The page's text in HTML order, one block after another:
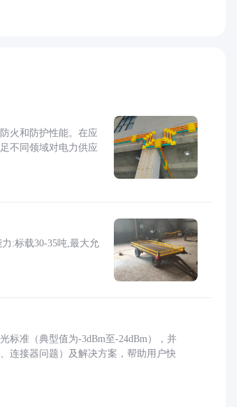
火和防护性能。在应
不同领域对电力供应
:标载30-35吨,最大允
标准（典型值为-3dBm至-24dBm），并
连接器问题）及解决方案，帮助用户快